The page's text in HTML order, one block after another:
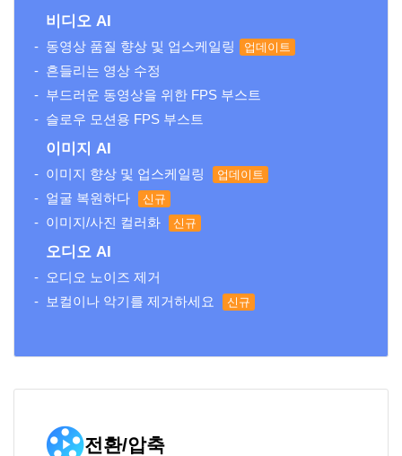
비디오 AI
동영상 품질 향상 및 업스케일링 업데이트
흔들리는 영상 수정
부드러운 동영상을 위한 FPS 부스트
슬로우 모션용 FPS 부스트
이미지 AI
이미지 향상 및 업스케일링 업데이트
얼굴 복원하다 신규
이미지/사진 컬러화 신규
오디오 AI
오디오 노이즈 제거
보컬이나 악기를 제거하세요
신규
전환/압축